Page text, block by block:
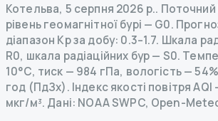
Котельва, 5 серпня 2026 р.. Поточний
рівень геомагнітної бурі — G0.
діапазон Kp за добу: 0.3–1.7. Шкала
R0, шкала радіаційних бур— S0.
10°C, тиск — 984 гПа, вологість —
год (ПдЗх). Індекс якості повітря
мкг/м³. Дані: NOAA SWPC, Open-